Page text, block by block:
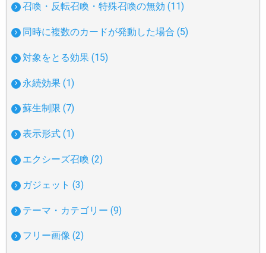
召喚・反転召喚・特殊召喚の無効 (11)
同時に複数のカードが発動した場合 (5)
対象をとる効果 (15)
永続効果 (1)
蘇生制限 (7)
表示形式 (1)
エクシーズ召喚 (2)
ガジェット (3)
テーマ・カテゴリー (9)
フリー画像 (2)